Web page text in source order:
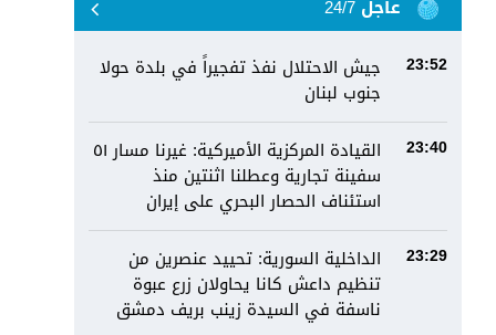
عاجل 24/7
23:52
جيش الاحتلال نفذ تفجيراً في بلدة حولا
جنوب لبنان
23:40
القيادة المركزية الأميركية: غيرنا مسار ٥١
سفينة تجارية وعطلنا اثنتين منذ
استئناف الحصار البحري على إيران
23:29
الداخلية السورية: تحييد عنصرين من
تنظيم داعش كانا يحاولان زرع عبوة
ناسفة في السيدة زينب بريف دمشق